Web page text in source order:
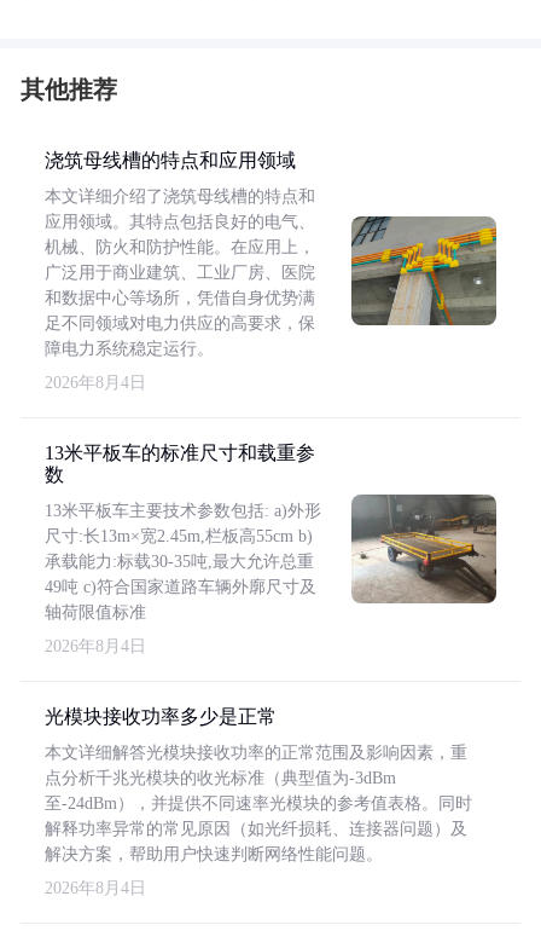
其他推荐
浇筑母线槽的特点和应用领域
本文详细介绍了浇筑母线槽的特点和
应用领域。其特点包括良好的电气、
机械、防火和防护性能。在应用上，
广泛用于商业建筑、工业厂房、医院
和数据中心等场所，凭借自身优势满
足不同领域对电力供应的高要求，保
障电力系统稳定运行。
2026年8月4日
13米平板车的标准尺寸和载重参
数
13米平板车主要技术参数包括: a)外形
尺寸:长13m×宽2.45m,栏板高55cm b)
承载能力:标载30-35吨,最大允许总重
49吨 c)符合国家道路车辆外廓尺寸及
轴荷限值标准
2026年8月4日
光模块接收功率多少是正常
本文详细解答光模块接收功率的正常范围及影响因素，重
点分析千兆光模块的收光标准（典型值为-3dBm
至-24dBm），并提供不同速率光模块的参考值表格。同时
解释功率异常的常见原因（如光纤损耗、连接器问题）及
解决方案，帮助用户快速判断网络性能问题。
2026年8月4日